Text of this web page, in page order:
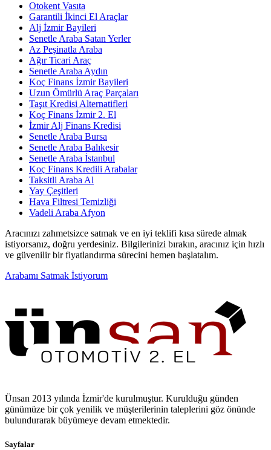
Otokent Vasıta
Garantili İkinci El Araçlar
Alj İzmir Bayileri
Senetle Araba Satan Yerler
Az Peşinatla Araba
Ağır Ticari Araç
Senetle Araba Aydın
Koç Finans İzmir Bayileri
Uzun Ömürlü Araç Parçaları
Taşıt Kredisi Alternatifleri
Koç Finans İzmir 2. El
İzmir Alj Finans Kredisi
Senetle Araba Bursa
Senetle Araba Balıkesir
Senetle Araba İstanbul
Koç Finans Kredili Arabalar
Taksitli Araba Al
Yay Çeşitleri
Hava Filtresi Temizliği
Vadeli Araba Afyon
Aracınızı zahmetsizce satmak ve en iyi teklifi kısa sürede almak
istiyorsanız, doğru yerdesiniz. Bilgilerinizi bırakın, aracınız için hızlı
ve güvenilir bir fiyatlandırma sürecini hemen başlatalım.
Arabamı Satmak İstiyorum
Ünsan 2013 yılında İzmir'de kurulmuştur. Kurulduğu günden
günümüze bir çok yenilik ve müşterilerinin taleplerini göz önünde
bulundurarak büyümeye devam etmektedir.
Sayfalar